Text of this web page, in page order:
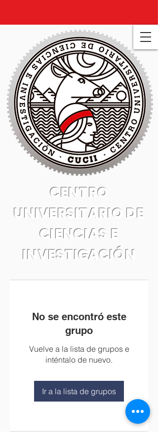
CENTRO
UNIVERSITARIO DE
CIENCIAS E
INVESTIGACIÓN
No se encontró este
grupo
Vuelve a la lista de grupos e
inténtalo de nuevo.
Ir a la lista de grupos